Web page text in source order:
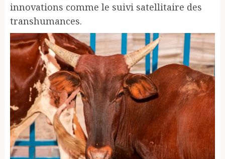
innovations comme le suivi satellitaire des
transhumances.